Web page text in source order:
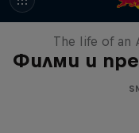
Филми и
Volare:
The life of an